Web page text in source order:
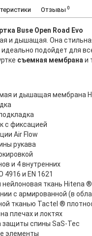
Отзывы 0
Buse Open Road Evo
и дышащая. Она
подойдет для
съемная мембрана и
и дышащая мембрана
с фиксацией
Air Flow
рукава
и 4 внутренних
4916 и EN 1621
нейлоновая ткань Hitena
с армированной (в
тканью Tactel ®
плечах и локтях
защиты спины SaS-Tec
элементы